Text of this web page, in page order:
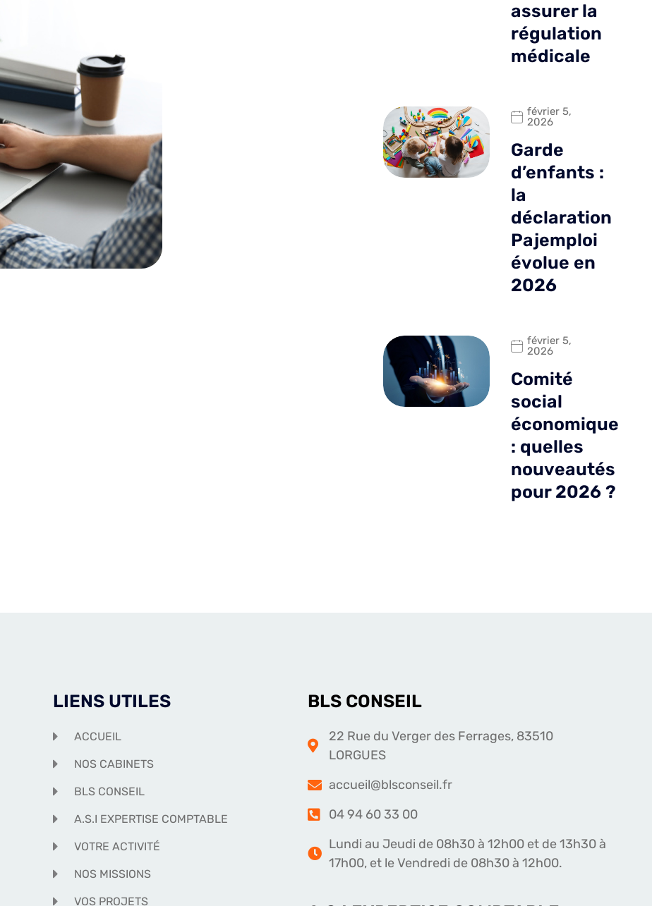
assurer la
régulation
médicale
février 5,
2026
Garde
d’enfants :
la
déclaration
Pajemploi
évolue en
2026
février 5,
2026
Comité
social
économique
: quelles
nouveautés
pour 2026 ?
LIENS UTILES
ACCUEIL
NOS CABINETS
BLS CONSEIL
A.S.I EXPERTISE COMPTABLE
VOTRE ACTIVITÉ
NOS MISSIONS
VOS PROJETS
BLS CONSEIL
22 Rue du Verger des Ferrages, 83510
LORGUES
accueil@blsconseil.fr
04 94 60 33 00
Lundi au Jeudi de 08h30 à 12h00 et de 13h30 à
17h00, et le Vendredi de 08h30 à 12h00.